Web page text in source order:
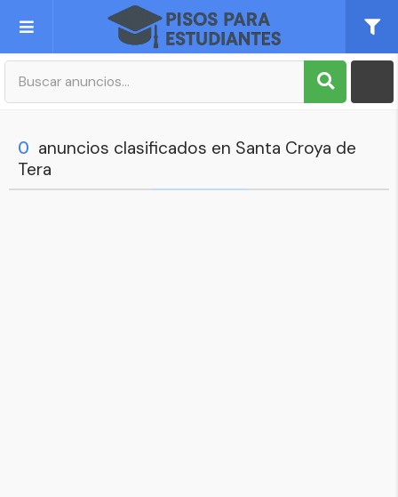
Publica tu Anuncio
Mi cuenta
0 anuncios clasificados en Santa Croya de
Tera